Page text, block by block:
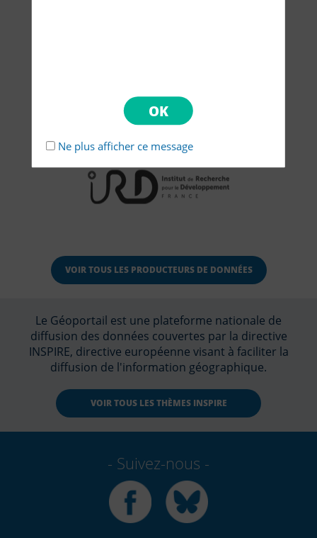
Ne plus afficher ce message
VOIR TOUS LES PRODUCTEURS DE DONNÉES
Le Géoportail est une plateforme nationale de
diffusion des données couvertes par la directive
INSPIRE, directive européenne visant à faciliter la
diffusion de l'information géographique.
VOIR TOUS LES THÈMES INSPIRE
Suivez-nous
Facebook Bluesky